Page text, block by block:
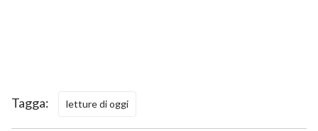
Tagga: letture di oggi